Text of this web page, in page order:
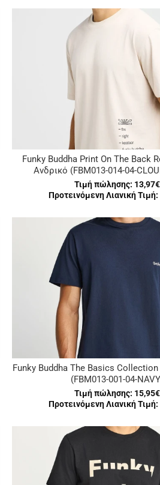
Funky Buddha Print On The Back
Ανδρικό (FBM013-014-04-
Τιμή πώλησης: 13,97€
Προτεινόμενη Λιανική
Funky Buddha The Basics Collection
(FBM013-001-04-
Τιμή πώλησης: 15,95€
Προτεινόμενη Λιανική